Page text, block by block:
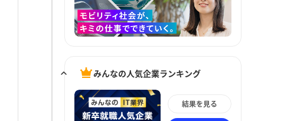
みんなの人気企業ランキング
結果を見る